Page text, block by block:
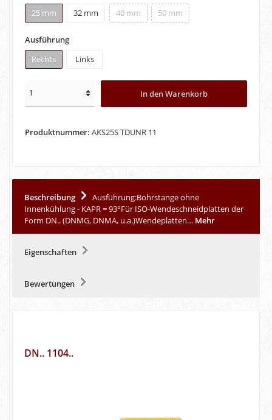
25 mm
32 mm 40 mm 50 mm
Ausführung
Rechts
Links
In den Warenkorb
Produktnummer: AKS25S TDUNR 11
Beschreibung
Ausführung:Bohrstange ohne
Innenkühlung - KAPR = 93°Für ISO-Wendeschneidplatten der
Form DN.. (DNMG, DNMA, u.a.)Wendeplatten… Mehr
Eigenschaften
Bewertungen
DN.. 1104..